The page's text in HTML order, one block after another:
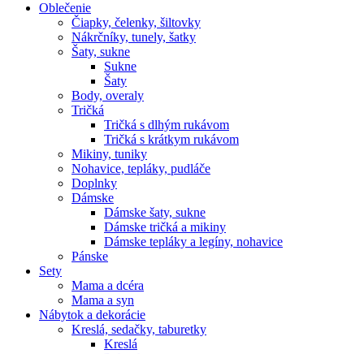
Oblečenie
Čiapky, čelenky, šiltovky
Nákrčníky, tunely, šatky
Šaty, sukne
Sukne
Šaty
Body, overaly
Tričká
Tričká s dlhým rukávom
Tričká s krátkym rukávom
Mikiny, tuniky
Nohavice, tepláky, pudláče
Doplnky
Dámske
Dámske šaty, sukne
Dámske tričká a mikiny
Dámske tepláky a legíny, nohavice
Pánske
Sety
Mama a dcéra
Mama a syn
Nábytok a dekorácie
Kreslá, sedačky, taburetky
Kreslá